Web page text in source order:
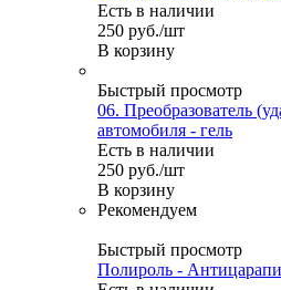
Есть в наличии
250 руб./шт
В корзину
Быстрый просмотр
06. Преобразователь
автомобиля - гель
Есть в наличии
250 руб./шт
В корзину
Рекомендуем
Быстрый просмотр
Полироль -